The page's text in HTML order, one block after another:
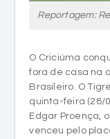
Reportagem:
O Criciúma
fora de casa na
Brasileiro. O
quinta-feira (28/
Edgar Proença,
venceu pelo